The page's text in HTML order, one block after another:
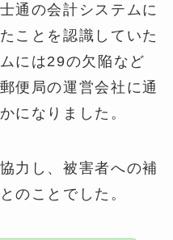
通の会計システムに
ことを認識していた
には29の欠陥など
便局の運営会社に通
になりました。
力し、被害者への補
のことでした。